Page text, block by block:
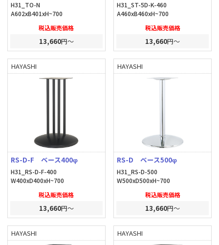
H31_TO-N
A602xB401xH~700
税込販売価格
13,660円～
H31_ST-5D-K-460
A460xB460xH~700
税込販売価格
13,660円～
HAYASHI
RS-D-F ベース400φ
H31_RS-D-F-400
W400xD400xH~700
税込販売価格
13,660円～
HAYASHI
RS-D ベース500φ
H31_RS-D-500
W500xD500xH~700
税込販売価格
13,660円～
HAYASHI HAYASHI